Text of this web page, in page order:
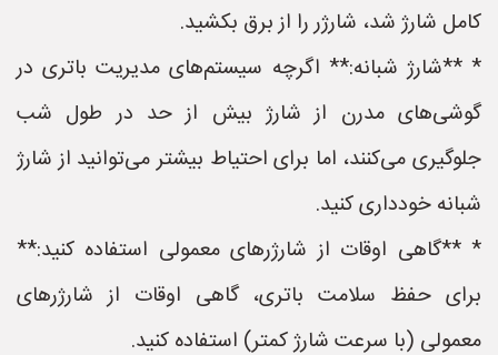
کامل شارژ شد، شارژر را از برق بکشید.
* **شارژ شبانه:** اگرچه سیستم‌های مدیریت باتری در
گوشی‌های مدرن از شارژ بیش از حد در طول شب
جلوگیری می‌کنند، اما برای احتیاط بیشتر می‌توانید از شارژ
شبانه خودداری کنید.
* **گاهی اوقات از شارژرهای معمولی استفاده کنید:**
برای حفظ سلامت باتری، گاهی اوقات از شارژرهای
معمولی (با سرعت شارژ کمتر) استفاده کنید.